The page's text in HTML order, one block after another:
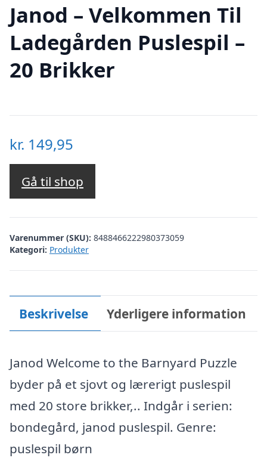
Janod – Velkommen Til
Ladegården Puslespil –
20 Brikker
kr. 149,95
Gå til shop
Varenummer (SKU): 8488466222980373059
Kategori: Produkter
Beskrivelse Yderligere information
Janod Welcome to the Barnyard Puzzle
byder på et sjovt og lærerigt puslespil
med 20 store brikker,.. Indgår i serien:
bondegård, janod puslespil. Genre:
puslespil børn